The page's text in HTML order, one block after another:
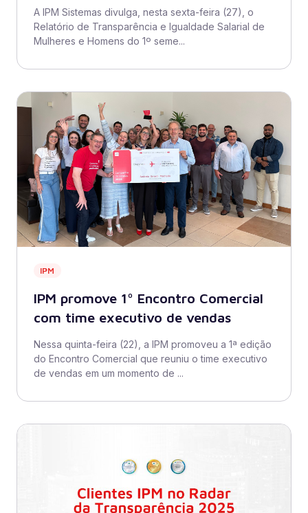
A IPM Sistemas divulga, nesta sexta-feira (27), o
Relatório de Transparência e Igualdade Salarial de
Mulheres e Homens do 1º seme...
IPM
IPM promove 1º Encontro Comercial
com time executivo de vendas
Nessa quinta-feira (22), a IPM promoveu a 1ª edição
do Encontro Comercial que reuniu o time executivo
de vendas em um momento de ...